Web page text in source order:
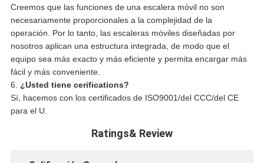
Creemos que las funciones de una escalera móvil no son
necesariamente proporcionales a la complejidad de la
operación. Por lo tanto, las escaleras móviles diseñadas por
nosotros aplican una estructura integrada, de modo que el
equipo sea más exacto y más eficiente y permita encargar más
fácil y más conveniente.
6. ¿Usted tiene cerifications?
Sí, hacemos con los certificados de ISO9001/del CCC/del CE
para el U.
Ratings& Review